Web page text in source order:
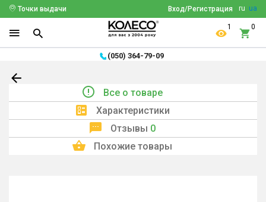
ru ua
Вход/Регистрация
Точки выдачи
1 0
(050) 364-79-09
Все о товаре
Характеристики
Отзывы 0
Похожие товары